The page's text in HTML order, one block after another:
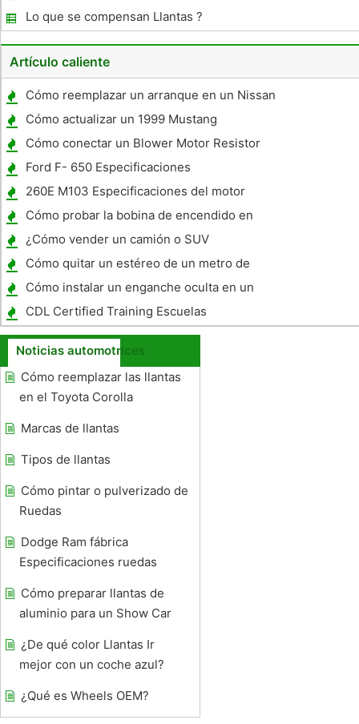
Lo que se compensan Llantas ?
Artículo caliente
Cómo reemplazar un arranque en un Nissan
Maxima 2001
Cómo actualizar un 1999 Mustang
Cómo conectar un Blower Motor Resistor
Ford F- 650 Especificaciones
260E M103 Especificaciones del motor
Cómo probar la bobina de encendido en
1999 SATURN SL1
¿Cómo vender un camión o SUV
Cómo quitar un estéreo de un metro de
Mazda
Cómo instalar un enganche oculta en un
Highlander 2003
CDL Certified Training Escuelas
Noticias automotrices
Cómo reemplazar las llantas
en el Toyota Corolla
Marcas de llantas
Tipos de llantas
Cómo pintar o pulverizado de
Ruedas
Dodge Ram fábrica
Especificaciones ruedas
Cómo preparar llantas de
aluminio para un Show Car
¿De qué color Llantas Ir
mejor con un coche azul?
¿Qué es Wheels OEM?